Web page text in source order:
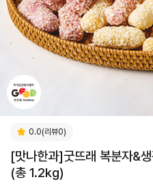
0.0(리뷰0)
[맛나한과]굿뜨래 복분자&
(총 1.2kg)